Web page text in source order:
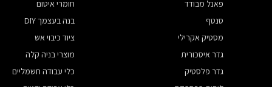
פאנל מבודד
סנטף
מסטיק אקרילי
גדר איסכורית
גדר פלסטיק
חומרי איטום
בנה בעצמך DIY
ציוד כיבוי אש
מוצרי בניה קלה
כלי עבודה חשמליים